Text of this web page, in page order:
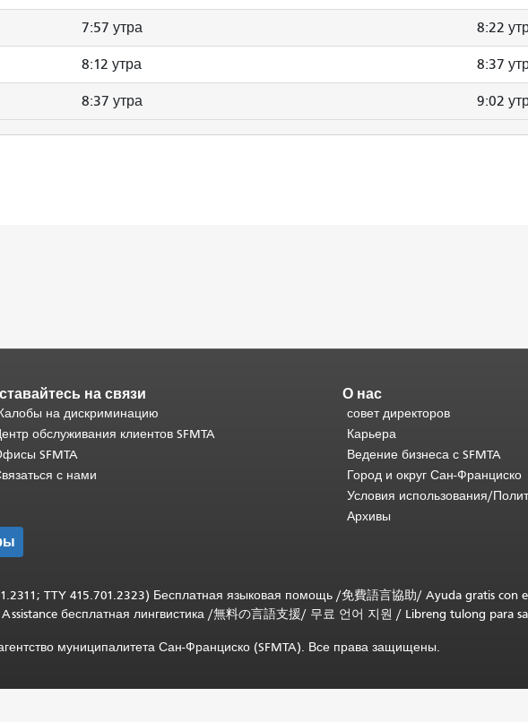
7:57 утра 8:22
8:12 утра 8:37
8:37 утра 9:02
на связи
на дискриминацию
обслуживания клиентов SFMTA
SFMTA
с нами
О нас
совет директоров
Карьера
Ведение бизнеса с SFMTA
Город и округ Сан-Франциско
Условия использования/
Архивы
TTY 415.701.2323) Бесплатная языковая помощь /免費語言協助/ Ayuda gratis con
Assistance бесплатная лингвистика /無料の言語支援/ 무료 언어 지원 / Libreng tulong para
муниципалитета Сан-Франциско (SFMTA). Все права защищены.